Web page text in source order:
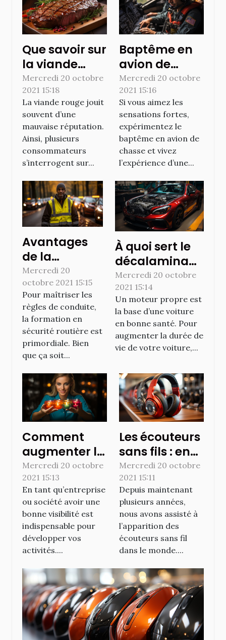
Que savoir sur
la viande
rouge ?
Mercredi 20 octobre
2021 15:18
La viande rouge jouit
souvent d’une
mauvaise réputation.
Ainsi, plusieurs
consommateurs
s’interrogent sur...
Baptême en
avion de
chasse : les
équipements
à avoir
Mercredi 20 octobre
2021 15:16
Si vous aimez les
sensations fortes,
expérimentez le
baptême en avion de
chasse et vivez
l’expérience d’une...
Avantages
de la
formation en
sécurité
routière
Mercredi 20
octobre 2021 15:15
Pour maîtriser les
règles de conduite,
la formation en
sécurité routière est
primordiale. Bien
que ça soit...
À quoi sert le
décalaminage
de moteur ?
Mercredi 20 octobre
2021 15:14
Un moteur propre est
la base d’une voiture
en bonne santé. Pour
augmenter la durée de
vie de votre voiture,...
Comment
augmenter la
visibilité de
votre
entreprise ?
Mercredi 20 octobre
2021 15:13
En tant qu’entreprise
ou société avoir une
bonne visibilité est
indispensable pour
développer vos
activités....
Les écouteurs
sans fils : en
savoir plus
Mercredi 20 octobre
2021 15:11
Depuis maintenant
plusieurs années,
nous avons assisté à
l’apparition des
écouteurs sans fil
dans le monde....